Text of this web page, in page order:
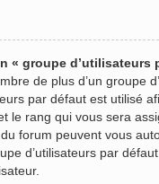
« groupe d’utilisateurs
de plus d’un groupe
par défaut est utilisé
le rang qui vous sera
forum peuvent vous
d’utilisateurs par